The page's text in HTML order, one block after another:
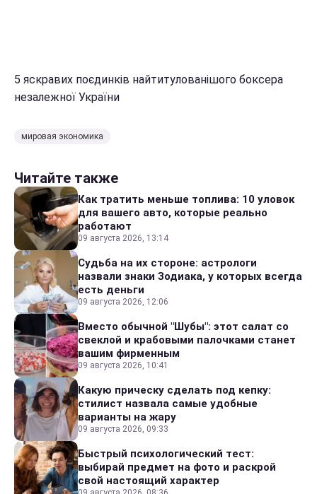
5 яскравих поєдинків найтитулованішого боксера
незалежної України
мировая экономика
Читайте также
Как тратить меньше топлива: 10 уловок
для вашего авто, которые реально
работают
09 августа 2026, 13:14
Судьба на их стороне: астрологи
назвали знаки Зодиака, у которых всегда
есть деньги
09 августа 2026, 12:06
Вместо обычной "Шубы": этот салат со
свеклой и крабовыми палочками станет
вашим фирменным
09 августа 2026, 10:41
Какую прическу сделать под кепку:
стилист назвала самые удобные
варианты на жару
09 августа 2026, 09:33
Быстрый психологический тест:
выбирай предмет на фото и раскрой
свой настоящий характер